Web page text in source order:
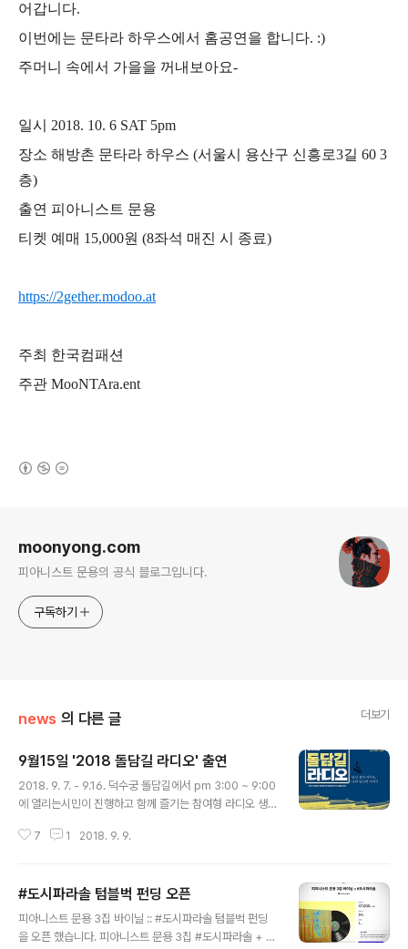
어갑니다.
이번에는 문타라 하우스에서 홈공연을 합니다. :)
주머니 속에서 가을을 꺼내보아요-
일시 2018. 10. 6 SAT 5pm
장소 해방촌 문타라 하우스 (서울시 용산구 신흥로3길 60 3
층)
출연 피아니스트 문용
티켓 예매 15,000원 (8좌석 매진 시 종료)
https://2gether.modoo.at
주최 한국컴패션
주관 MooNTAra.ent
moonyong.com
피아니스트 문용의 공식 블로그입니다.
구독하기
news 의 다른 글 더보기
9월15일 '2018 돌담길 라디오' 출연
2018. 9. 7. - 9.16. 덕수궁 돌담길에서 pm 3:00 ~ 9:00
에 열리는시민이 진행하고 함께 즐기는 참여형 라디오 생
용의 多情한 영화음악'이 출연합니다. 만년게스트 타라의
후 6시~7시 덕수궁 돌담길 '공연존'에서 시민 여러분들과
함께 합니다. 주최 : 방송통신위원회 서울특별시 성북구주
관 : 시청자미디어재단 서울시청자미디어센터주관방송사 :
7 1 2018. 9. 9.
#도시파라솔 텀블벅 펀딩 오픈
피아니스트 문용 3집 바이닐 :: #도시파라솔 텀블벅 펀딩
을 오픈 했습니다. 피아니스트 문용 3집 #도시파라솔 + 2